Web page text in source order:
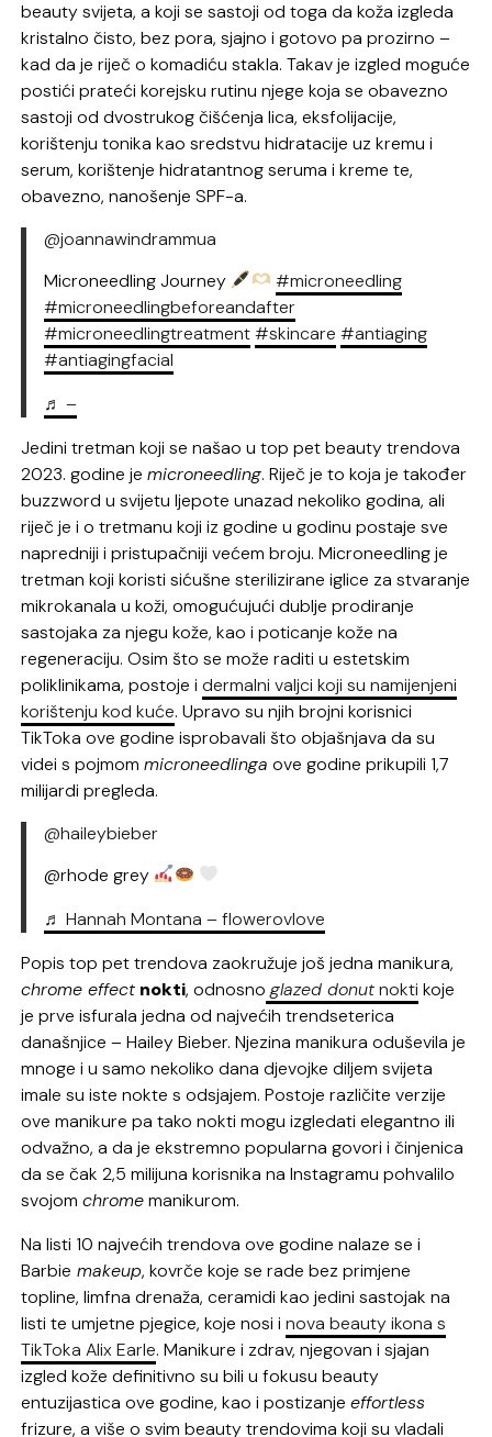
beauty svijeta, a koji se sastoji od toga da koža izgleda
kristalno čisto, bez pora, sjajno i gotovo pa prozirno –
kad da je riječ o komadiću stakla. Takav je izgled moguće
postići prateći korejsku rutinu njege koja se obavezno
sastoji od dvostrukog čišćenja lica, eksfolijacije,
korištenju tonika kao sredstvu hidratacije uz kremu i
serum, korištenje hidratantnog seruma i kreme te,
obavezno, nanošenje SPF-a.
@joannawindrammua
Microneedling Journey
#microneedling
#microneedlingbeforeandafter
#microneedlingtreatment#skincare #antiaging
#antiagingfacial
♬ –
Jedini tretman koji se našao u top pet beauty trendova
2023. godine jemicroneedling. Riječ je to koja je također
buzzword u svijetu ljepote unazad nekoliko godina, ali
riječ je i o tretmanu koji iz godine u godinu postaje sve
napredniji i pristupačniji većem broju. Microneedling je
tretman koji koristi sićušne sterilizirane iglice za stvaranje
mikrokanala u koži, omogućujući dublje prodiranje
sastojaka za njegu kože, kao i poticanje kože na
regeneraciju. Osim što se može raditi u estetskim
poliklinikama, postoje idermalni valjci koji su namijenjeni
korištenju kod kuće. Upravo su njih brojni korisnici
TikToka ove godine isprobavali što objašnjava da su
videi s pojmommicroneedlinga ove godine prikupili 1,7
milijardi pregleda.
@haileybieber
@rhode grey
♬ Hannah Montana – flowerovlove
Popis top pet trendova zaokružuje još jedna manikura,
chrome effect nokti, odnosno glazed donutnokti koje
je prve isfurala jedna od najvećih trendseterica
današnjice – Hailey Bieber. Njezina manikura oduševila je
mnoge i u samo nekoliko dana djevojke diljem svijeta
imale su iste nokte s odsjajem. Postoje različite verzije
ove manikure pa tako nokti mogu izgledati elegantno ili
odvažno, a da je ekstremno popularna govori i činjenica
da se čak 2,5 milijuna korisnika na Instagramu pohvalilo
svojomchromemanikurom.
Na listi 10 najvećih trendova ove godine nalaze se i
Barbie makeup, kovrče koje se rade bez primjene
topline, limfna drenaža, ceramidi kao jedini sastojak na
listi te umjetne pjegice, koje nosi inova beauty ikona s
TikToka Alix Earle. Manikure i zdrav, njegovan i sjajan
izgled kože definitivno su bili u fokusu beauty
entuzijastica ove godine, kao i postizanjeeffortless
frizure, a više o svim beauty trendovima koji su vladali